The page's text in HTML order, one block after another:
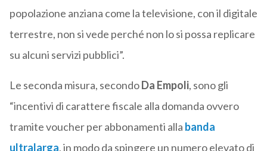
popolazione anziana come la televisione, con il digitale
terrestre, non si vede perché non lo si possa replicare
su alcuni servizi pubblici”.
Le seconda misura, secondoDa Empoli, sono gli
“incentivi di carattere fiscale alla domanda ovvero
tramite voucher per abbonamenti alla banda
ultralarga, in modo da spingere un numero elevato di